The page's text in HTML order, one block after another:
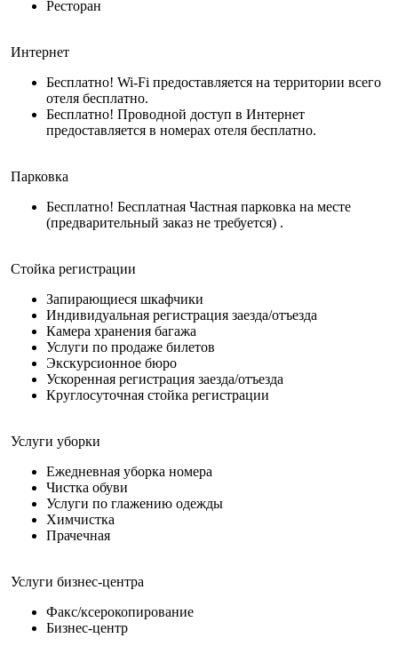
Ресторан
Интернет
Бесплатно! Wi-Fi предоставляется на территории всего
отеля бесплатно.
Бесплатно! Проводной доступ в Интернет
предоставляется в номерах отеля бесплатно.
Парковка
Бесплатно! Бесплатная Частная парковка на месте
(предварительный заказ не требуется) .
Стойка регистрации
Запирающиеся шкафчики
Индивидуальная регистрация заезда/отъезда
Камера хранения багажа
Услуги по продаже билетов
Экскурсионное бюро
Ускоренная регистрация заезда/отъезда
Круглосуточная стойка регистрации
Услуги уборки
Ежедневная уборка номера
Чистка обуви
Услуги по глажению одежды
Химчистка
Прачечная
Услуги бизнес-центра
Факс/ксерокопирование
Бизнес-центр